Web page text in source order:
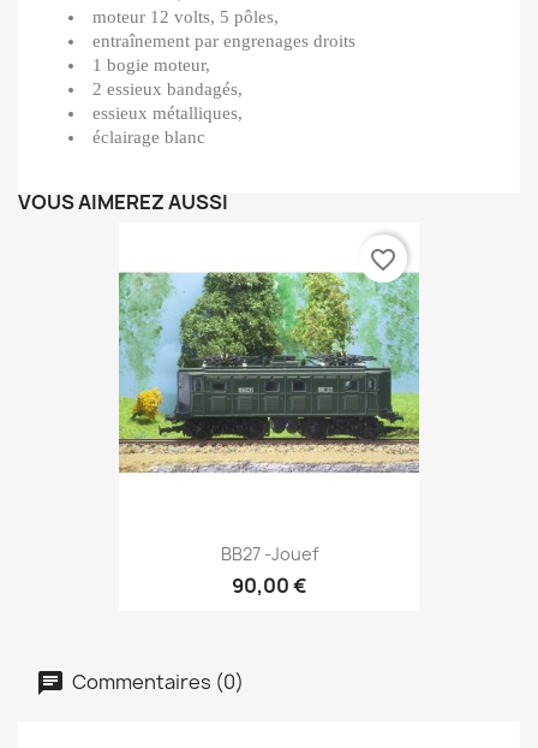
moteur 12 volts, 5 pôles,
entraînement par engrenages droits
1 bogie moteur,
2 essieux bandagés,
essieux métalliques,
éclairage blanc
VOUS AIMEREZ AUSSI
BB27 -Jouef
90,00 €
favorite_border
Commentaires (0)